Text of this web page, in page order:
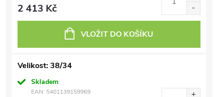
2 413 Kč
VLOŽIT DO KOŠÍKU
Velikost: 38/34
Skladem
EAN: 5401139159969